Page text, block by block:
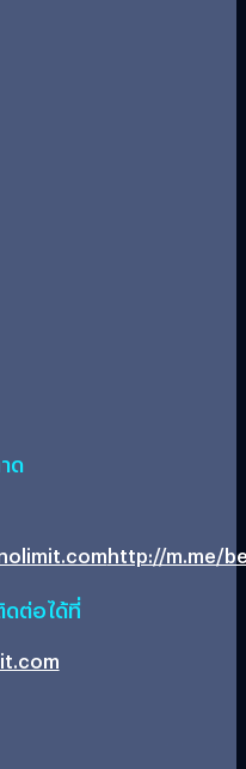
ด
http://m.me/
ต่อได้ที่